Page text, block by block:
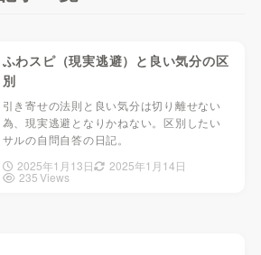
ふわスピ（現実逃避）と良い気分の区
別
引き寄せの法則と良い気分は切り離せない
為、現実逃避となりかねない。区別したい
サルの自問自答の日記。
2025年1月13日
2025年1月14日
235 Views